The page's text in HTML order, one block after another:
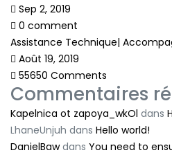
Sep 2, 2019
0 comment
Assistance Technique|
Août 19, 2019
55650 Comments
Commentaires
Kapelnica ot zapoya_wkOl dans
LhaneUnjuh dans Hello world!
DanielBawdans You need to